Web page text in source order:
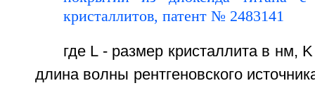
где L - размер кристаллита в нм,
длина волны рентгеновского